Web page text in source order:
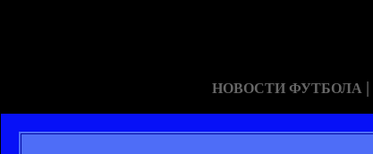
НОВОСТИ ФУТБОЛА |